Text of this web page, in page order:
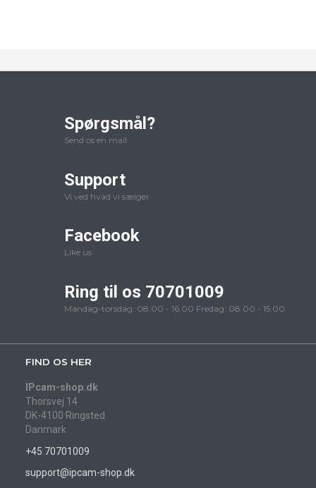
Spørgsmål?
Send os en mail
Support
Vi ved hvad vi sælger
Facebook
Like us
Ring til os 70701009
Mandag-torsdag: 08.00 - 16.00 Fredag: 08.00 - 15.00
FIND OS HER
IPcam-shop.dk
Thorsvej 14
DK-4100 Ringsted
Danmark
+45 70701009
support@ipcam-shop.dk